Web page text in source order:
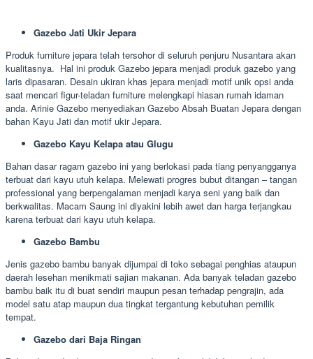
Gazebo Jati Ukir Jepara
Produk furniture jepara telah tersohor di seluruh penjuru Nusantara akan
kualitasnya. Hal ini produk Gazebo jepara menjadi produk gazebo yang
laris dipasaran. Desain ukiran khas jepara menjadi motif unik opsi anda
saat mencari figur-teladan furniture melengkapi hiasan rumah idaman
anda. Arinie Gazebo menyediakan Gazebo Absah Buatan Jepara dengan
bahan Kayu Jati dan motif ukir Jepara.
Gazebo Kayu Kelapa atau Glugu
Bahan dasar ragam gazebo ini yang berlokasi pada tiang penyangganya
terbuat dari kayu utuh kelapa. Melewati progres bubut ditangan – tangan
professional yang berpengalaman menjadi karya seni yang baik dan
berkwalitas. Macam Saung ini diyakini lebih awet dan harga terjangkau
karena terbuat dari kayu utuh kelapa.
Gazebo Bambu
Jenis gazebo bambu banyak dijumpai di toko sebagai penghias ataupun
daerah lesehan menikmati sajian makanan. Ada banyak teladan gazebo
bambu baik itu di buat sendiri maupun pesan terhadap pengrajin, ada
model satu atap maupun dua tingkat tergantung kebutuhan pemilik
tempat.
Gazebo dari Baja Ringan